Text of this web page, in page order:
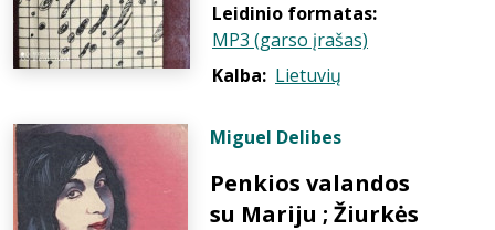
Leidinio formatas:
MP3 (garso įrašas)
Kalba: Lietuvių
Miguel Delibes
Penkios valandos
su Mariju ; Žiurkės